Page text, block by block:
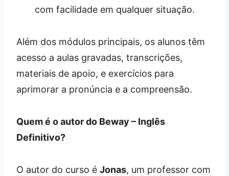
com facilidade em qualquer situação.
Além dos módulos principais, os alunos têm
acesso a aulas gravadas, transcrições,
materiais de apoio, e exercícios para
aprimorar a pronúncia e a compreensão.
Quem é o autor do Beway – Inglês
Definitivo?
O autor do curso é Jonas, um professor com